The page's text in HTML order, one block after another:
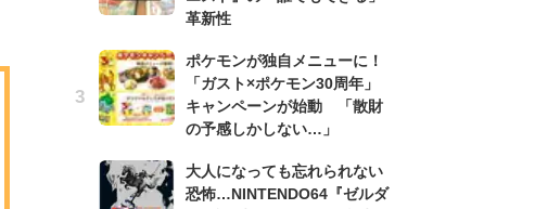
革新性
ポケモンが独自メニューに！
「ガスト×ポケモン30周年」
キャンペーンが始動 「散財
の予感しかしない…」
大人になっても忘れられない
恐怖…NINTENDO64『ゼルダ